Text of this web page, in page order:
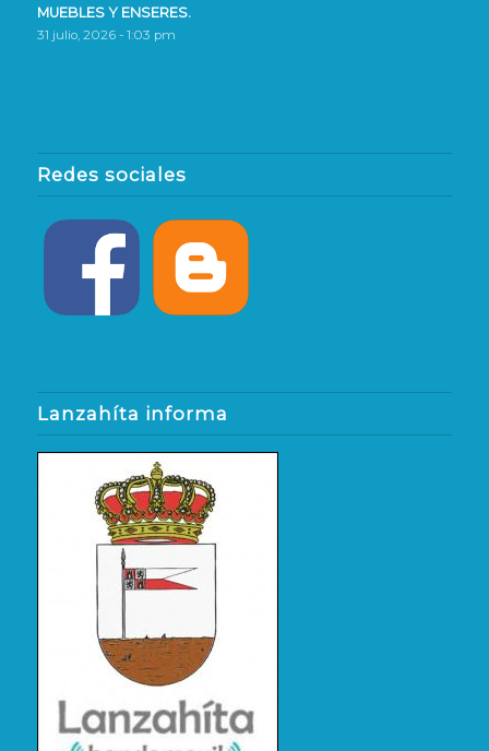
MUEBLES Y ENSERES.
31 julio, 2026 - 1:03 pm
Redes sociales
Lanzahíta informa